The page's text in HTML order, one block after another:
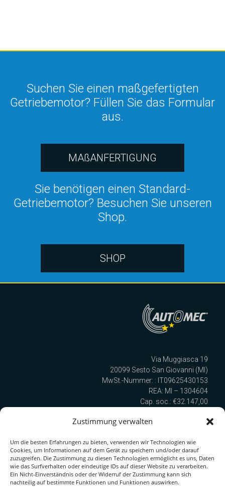
Zustimmung verwalten
Um die besten Erfahrungen zu bieten, verwenden wir Technologien wie
Cookies, um Informationen auf dem Gerät zu speichern und/oder darauf
zuzugreifen. Die Zustimmung zu diesen Technologien ermöglicht es uns, Daten
wie das Surfverhalten oder eindeutige IDs auf dieser Website zu verarbeiten.
Ein Nicht-Einverständnis oder der Widerruf der Zustimmung kann sich
nachteilig auf bestimmte Funktionen und Funktionen auswirken.
Suchen Sie einen maßgefertigten
Getriebemotor? Füllen Sie das Formular
aus.
MAßANFERTIGUNG
Sie benötigen einen Standard-
Getriebemotor? Besuchen Sie unseren
Shop.
SHOP
Via Muggiasca 19
20099 Sesto San Giovanni (MI)
MwSt.-Nummer: : IT09625430153
REA: MI – 1304604
Cap. soc.: €32.147,00
Wir sind nach UNI EN ISO 9001:2015 zertifiziert!
Quick Link zur Serie